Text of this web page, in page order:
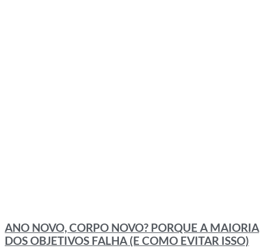
ANO NOVO, CORPO NOVO? PORQUE A MAIORIA
DOS OBJETIVOS FALHA (E COMO EVITAR ISSO)